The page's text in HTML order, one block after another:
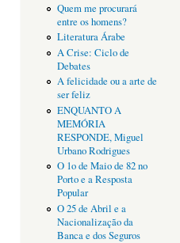
Quem me procurará
entre os homens?
Literatura Árabe
A Crise: Ciclo de
Debates
A felicidade ou a arte de
ser feliz
ENQUANTO A
MEMÓRIA
RESPONDE, Miguel
Urbano Rodrigues
O 1o de Maio de 82 no
Porto e a Resposta
Popular
O 25 de Abril e a
Nacionalização da
Banca e dos Seguros